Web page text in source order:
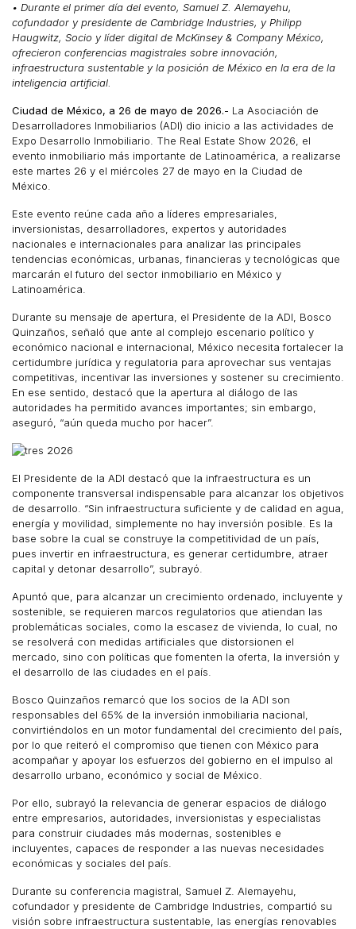
• Durante el primer día del evento, Samuel Z. Alemayehu,
cofundador y presidente de Cambridge Industries, y Philipp
Haugwitz, Socio y líder digital de McKinsey & Company México,
ofrecieron conferencias magistrales sobre innovación,
infraestructura sustentable y la posición de México en la era de la
inteligencia artificial.
Ciudad de México, a 26 de mayo de 2026.- La Asociación de
Desarrolladores Inmobiliarios (ADI) dio inicio a las actividades de
Expo Desarrollo Inmobiliario. The Real Estate Show 2026, el
evento inmobiliario más importante de Latinoamérica, a realizarse
este martes 26 y el miércoles 27 de mayo en la Ciudad de
México.
Este evento reúne cada año a líderes empresariales,
inversionistas, desarrolladores, expertos y autoridades
nacionales e internacionales para analizar las principales
tendencias económicas, urbanas, financieras y tecnológicas que
marcarán el futuro del sector inmobiliario en México y
Latinoamérica.
Durante su mensaje de apertura, el Presidente de la ADI, Bosco
Quinzaños, señaló que ante al complejo escenario político y
económico nacional e internacional, México necesita fortalecer la
certidumbre jurídica y regulatoria para aprovechar sus ventajas
competitivas, incentivar las inversiones y sostener su crecimiento.
En ese sentido, destacó que la apertura al diálogo de las
autoridades ha permitido avances importantes; sin embargo,
aseguró, “aún queda mucho por hacer”.
El Presidente de la ADI destacó que la infraestructura es un
componente transversal indispensable para alcanzar los objetivos
de desarrollo. “Sin infraestructura suficiente y de calidad en agua,
energía y movilidad, simplemente no hay inversión posible. Es la
base sobre la cual se construye la competitividad de un país,
pues invertir en infraestructura, es generar certidumbre, atraer
capital y detonar desarrollo”, subrayó.
Apuntó que, para alcanzar un crecimiento ordenado, incluyente y
sostenible, se requieren marcos regulatorios que atiendan las
problemáticas sociales, como la escasez de vivienda, lo cual, no
se resolverá con medidas artificiales que distorsionen el
mercado, sino con políticas que fomenten la oferta, la inversión y
el desarrollo de las ciudades en el país.
Bosco Quinzaños remarcó que los socios de la ADI son
responsables del 65% de la inversión inmobiliaria nacional,
convirtiéndolos en un motor fundamental del crecimiento del país,
por lo que reiteró el compromiso que tienen con México para
acompañar y apoyar los esfuerzos del gobierno en el impulso al
desarrollo urbano, económico y social de México.
Por ello, subrayó la relevancia de generar espacios de diálogo
entre empresarios, autoridades, inversionistas y especialistas
para construir ciudades más modernas, sostenibles e
incluyentes, capaces de responder a las nuevas necesidades
económicas y sociales del país.
Durante su conferencia magistral, Samuel Z. Alemayehu,
cofundador y presidente de Cambridge Industries, compartió su
visión sobre infraestructura sustentable, las energías renovables